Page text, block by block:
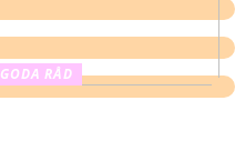
GODA RÅD